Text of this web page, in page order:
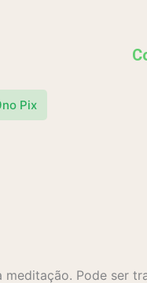
no Pix
Pode ser